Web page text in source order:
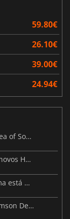
59.80€
26.10€
39.00€
24.94€
Hollow Knight: Silksong prepara-se para Sea of Sorrow com um patch
A Invasão dos Illuminados: Conquistar os novos Helldivers 2 Atualização!
GTA VI: Para além dos atrasos, a obra-prima está quase a chegar
Pearl Abyss revela imagens de jogo de Crimson Desert para a PS5